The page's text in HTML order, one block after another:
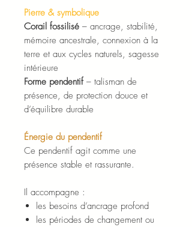
Pierre & symbolique
Corail fossilisé – ancrage, stabilité,
mémoire ancestrale, connexion à la
terre et aux cycles naturels, sagesse
intérieure
Forme pendentif– talisman de
présence, de protection douce et
d’équilibre durable
Énergie du pendentif
Ce pendentif agit comme une
présence stable et rassurante.
Il accompagne :
les besoins d’ancrage profond
les périodes de changement ou